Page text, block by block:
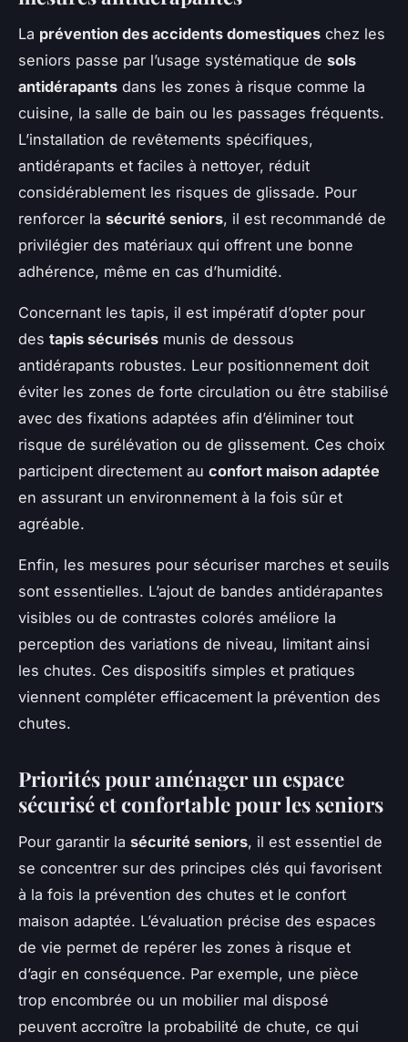
La prévention des accidents domestiques chez les
seniors passe par l’usage systématique de sols
antidérapants dans les zones à risque comme la
cuisine, la salle de bain ou les passages fréquents.
L’installation de revêtements spécifiques,
antidérapants et faciles à nettoyer, réduit
considérablement les risques de glissade. Pour
renforcer la sécurité seniors, il est recommandé de
privilégier des matériaux qui offrent une bonne
adhérence, même en cas d’humidité.
Concernant les tapis, il est impératif d’opter pour
des tapis sécurisés munis de dessous
antidérapants robustes. Leur positionnement doit
éviter les zones de forte circulation ou être stabilisé
avec des fixations adaptées afin d’éliminer tout
risque de surélévation ou de glissement. Ces choix
participent directement au confort maison adaptée
en assurant un environnement à la fois sûr et
agréable.
Enfin, les mesures pour sécuriser marches et seuils
sont essentielles. L’ajout de bandes antidérapantes
visibles ou de contrastes colorés améliore la
perception des variations de niveau, limitant ainsi
les chutes. Ces dispositifs simples et pratiques
viennent compléter efficacement la prévention des
chutes.
Priorités pour aménager un espace
sécurisé et confortable pour les seniors
Pour garantir la sécurité seniors, il est essentiel de
se concentrer sur des principes clés qui favorisent
à la fois la prévention des chutes et le confort
maison adaptée. L’évaluation précise des espaces
de vie permet de repérer les zones à risque et
d’agir en conséquence. Par exemple, une pièce
trop encombrée ou un mobilier mal disposé
peuvent accroître la probabilité de chute, ce qui